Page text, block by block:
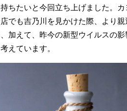
ちたいと今回立ち上げました。
でも吉乃川を見かけた際、より
加えて、昨今の新型ウイルスの
えています。